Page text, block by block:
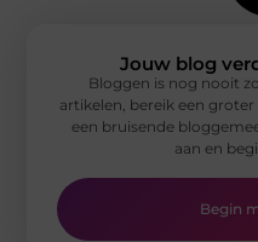
Jouw blog
Bloggen is nog nooit
artikelen, bereik een
een bruisende
aan en
Begin